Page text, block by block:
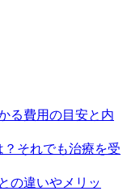
る費用の目安と内
それでも治療を受
の違いやメリッ